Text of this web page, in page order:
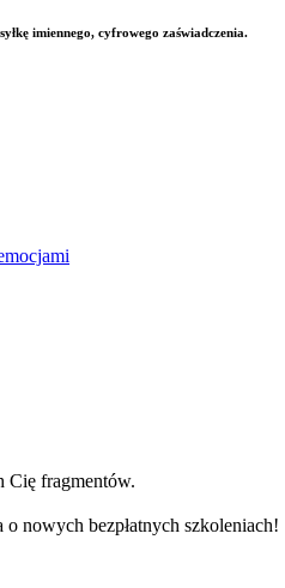
imiennego, cyfrowego zaświadczenia.
Cię fragmentów.
nowych bezpłatnych szkoleniach!